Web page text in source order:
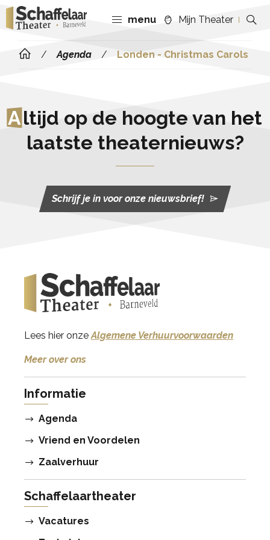
menu Mijn Theater
Agenda Londen - Christmas Carols
Altijd op de hoogte van het
laatste theaternieuws?
Schrijf je in voor onze nieuwsbrief!
Lees hier onze Algemene Verhuurvoorwaarden
Meer over ons
Informatie
Agenda
Vriend en Voordelen
Zaalverhuur
Schaffelaartheater
Vacatures